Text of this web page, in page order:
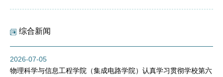
综合新闻
2026-07-05
物理科学与信息工程学院（集成电路学院）认真学习贯彻学校第六